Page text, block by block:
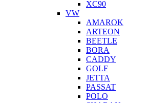
XC90
VW
AMAROK
ARTEON
BEETLE
BORA
CADDY
GOLF
JETTA
PASSAT
POLO